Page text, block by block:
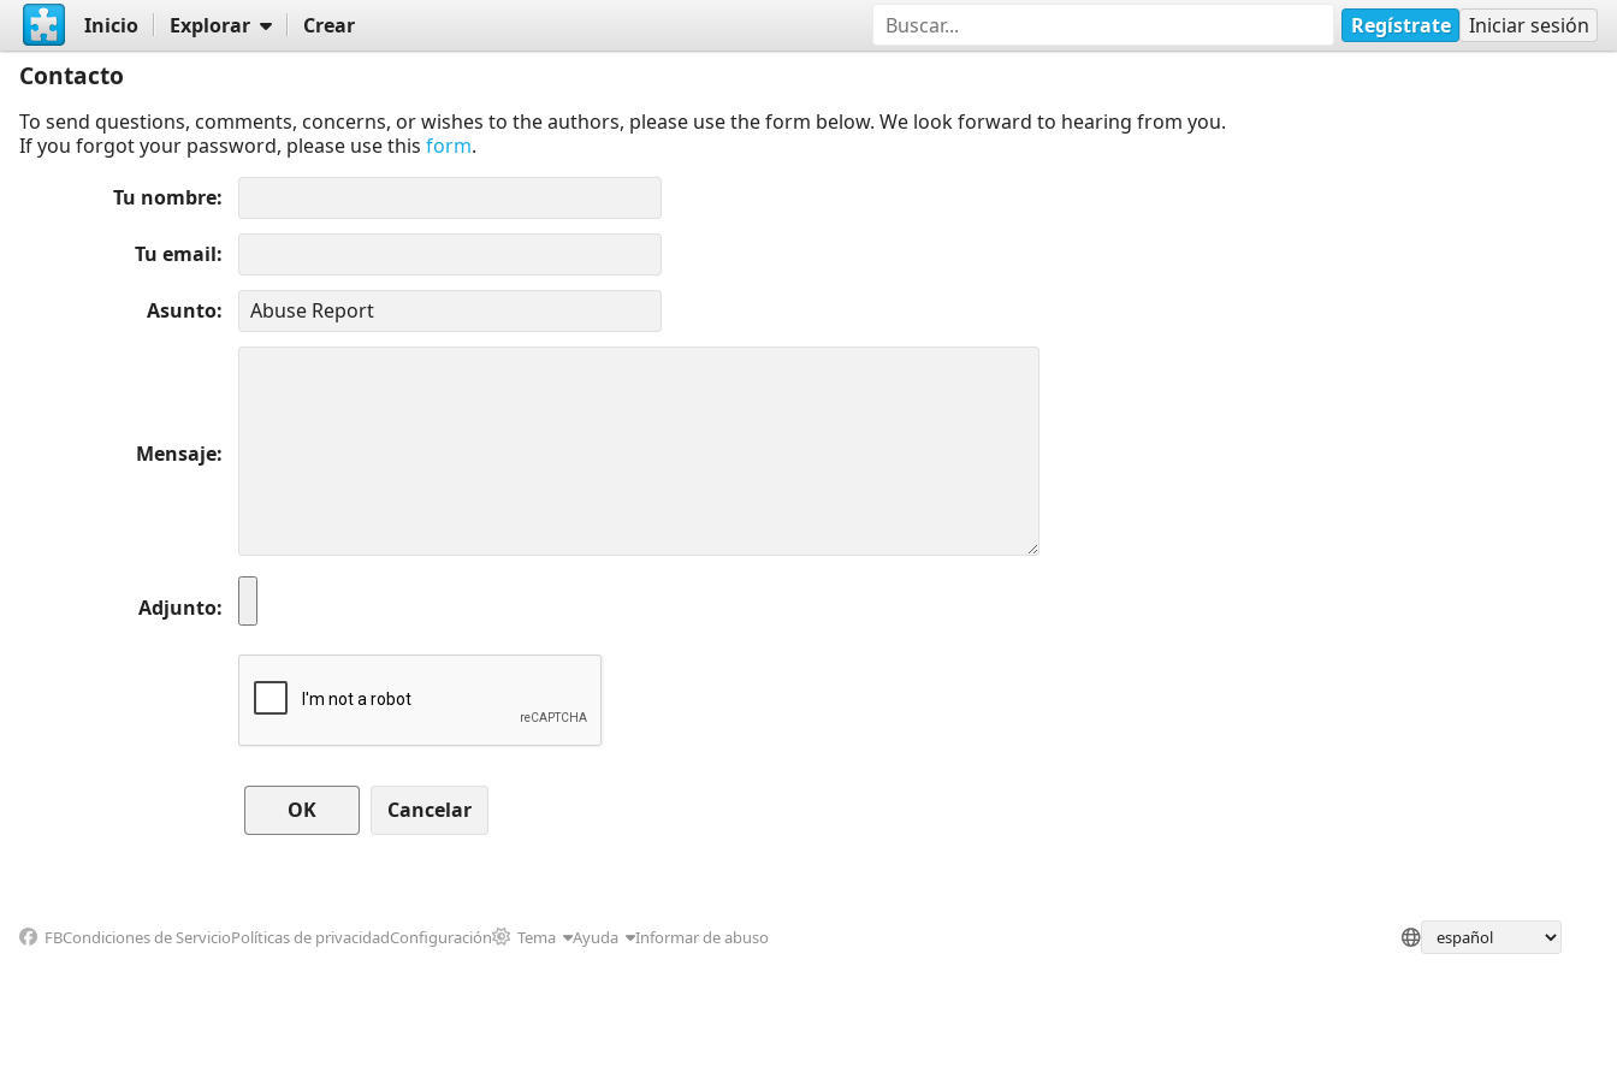
Inicio Explorar Crear Regístrate Iniciar sesión
Contacto
To send questions, comments, concerns, or wishes to the authors, please use the form below. We look forward to hearing from you.
If you forgot your password, please use this form.
Tu nombre
Tu email
Asunto
Mensaje
Adjunto
Cancelar
FBCondiciones de ServicioPolíticas de privacidadConfiguración Tema Ayuda Informar de abuso